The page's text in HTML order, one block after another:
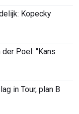
Kopecky
der Poel: "Kans
in Tour, plan B